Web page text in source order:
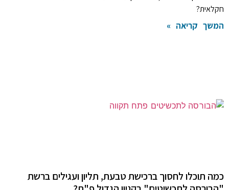
חקלאית?
המשך קריאה »
כמה תוכלו לחסוך ברכישת טבעת, תליון ועגילים ברשת